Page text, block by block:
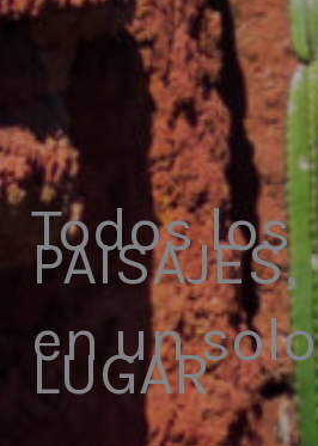
Todos los
PAISAJES,
en un solo
LUGAR